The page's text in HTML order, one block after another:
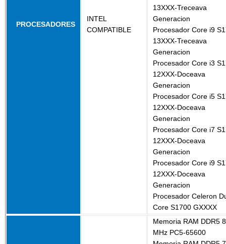
PROCESADORES
INTEL
COMPATIBLE
13XXX-Treceava
Generacion
Procesador Core i9
13XXX-Treceava
Generacion
Procesador Core i3
12XXX-Doceava
Generacion
Procesador Core i5
12XXX-Doceava
Generacion
Procesador Core i7
12XXX-Doceava
Generacion
Procesador Core i9
12XXX-Doceava
Generacion
Procesador Celeron
Core S1700 GXXXX
Memoria RAM DDR5
MHz PC5-65600